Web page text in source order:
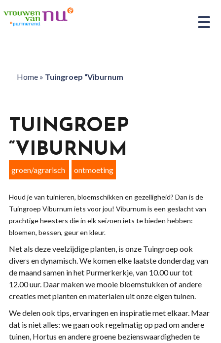
Home» Tuingroep “Viburnum
TUINGROEP
“VIBURNUM
groen/agrarisch ontmoeting
Houd je van tuinieren, bloemschikken en gezelligheid? Dan is de
Tuingroep Viburnum iets voor jou! Viburnum is een geslacht van
prachtige heesters die in elk seizoen iets te bieden hebben:
bloemen, bessen, geur en kleur.
Net als deze veelzijdige planten, is onze Tuingroep ook
divers en dynamisch. We komen elke laatste donderdag van
de maand samen in het Purmerkerkje, van 10.00 uur tot
12.00 uur. Daar maken we mooie bloemstukken of andere
creaties met planten en materialen uit onze eigen tuinen.
We delen ook tips, ervaringen en inspiratie met elkaar. Maar
dat is niet alles: we gaan ook regelmatig op pad om andere
tuinen, Hortus en andere groene bezienswaardigheden te